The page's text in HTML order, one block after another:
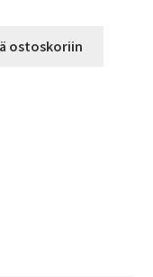
ostoskoriin